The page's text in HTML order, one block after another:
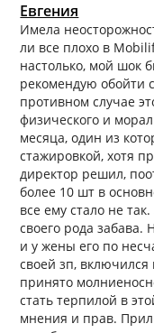
Евгения
Имела
ли все плохо в
настолько, мой шок
рекомендую обойти
противном случае
физического и
месяца, один из
стажировкой, хотя
директор решил,
более 10 шт в
все ему стало не
своего рода
и у жены его по
своей зп,
принято
стать терпилой в
мнения и прав.